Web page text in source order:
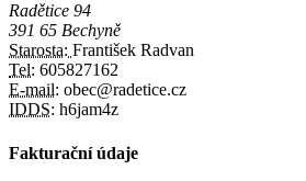
Radětice 94
391 65 Bechyně
Starosta: František Radvan
Tel: 605827162
E-mail: obec@radetice.cz
IDDS: h6jam4z
Fakturační údaje